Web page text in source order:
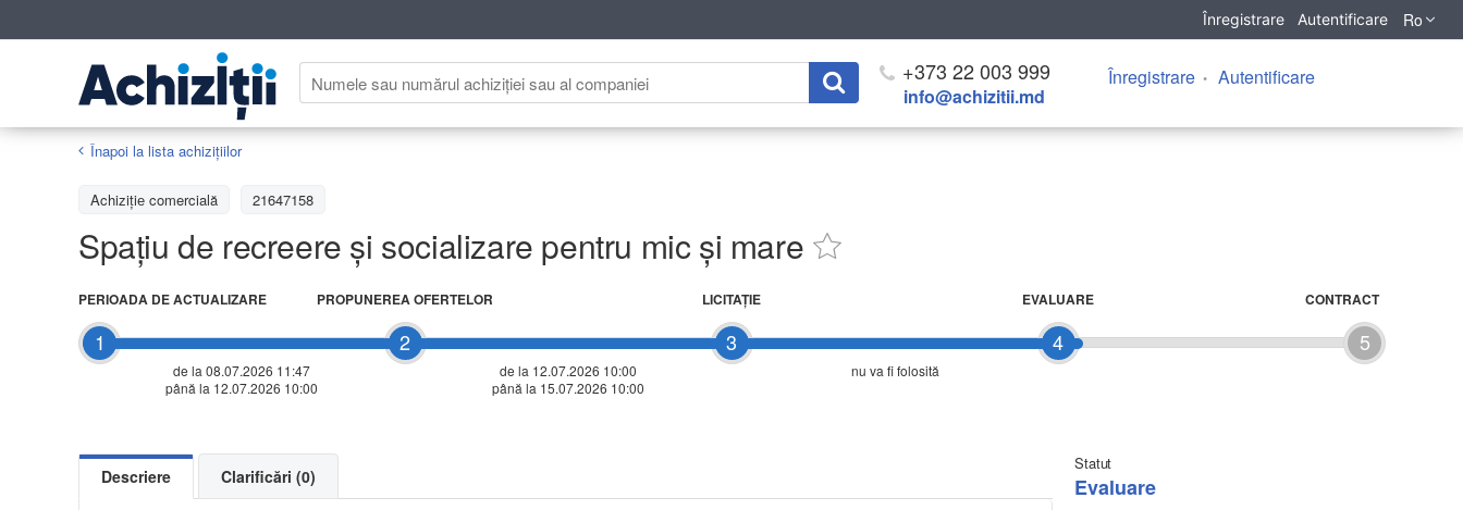
Înregistrare Autentificare Ro
+373 22 003 999
info@achizitii.md
Înregistrare Autentificare
Înapoi la lista achiziţiilor
Achizițiе comercială 21647158
Spațiu de recreere și socializare pentru mic și mare
1
PERIOADA DE ACTUALIZARE
de la 08.07.2026 11:47
până la 12.07.2026 10:00
2
PROPUNEREA OFERTELOR
de la 12.07.2026 10:00
până la 15.07.2026 10:00
3
LICITAŢIE
nu va fi folosită
4
EVALUARE
5
CONTRACT
Statut
Evaluare
Descriere Clarificări (0)